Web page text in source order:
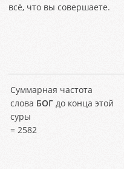
всё, что вы совершаете.
Суммарная частота
слова БОГдо конца этой
суры
= 2582